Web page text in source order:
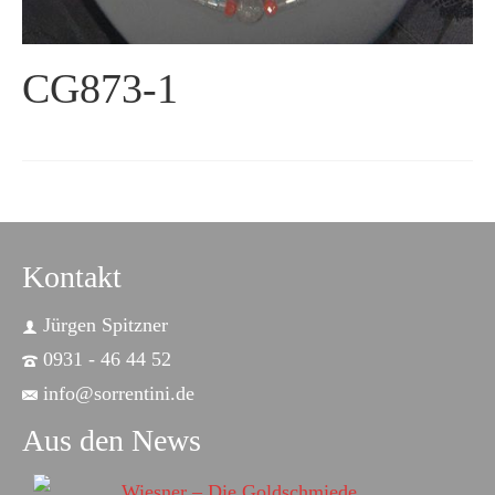
CG873-1
Kontakt
Jürgen Spitzner
0931 - 46 44 52
info@sorrentini.de
Aus den News